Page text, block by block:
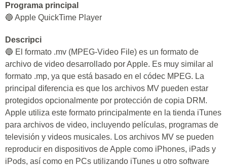
Programa principal
🔵 Apple QuickTime Player
Descripci
🔵 El formato .mv (MPEG-Video File) es un formato de
archivo de video desarrollado por Apple. Es muy similar al
formato .mp, ya que está basado en el códec MPEG. La
principal diferencia es que los archivos MV pueden estar
protegidos opcionalmente por protección de copia DRM.
Apple utiliza este formato principalmente en la tienda iTunes
para archivos de video, incluyendo películas, programas de
televisión y videos musicales. Los archivos MV se pueden
reproducir en dispositivos de Apple como iPhones, iPads y
iPods, así como en PCs utilizando iTunes u otro software